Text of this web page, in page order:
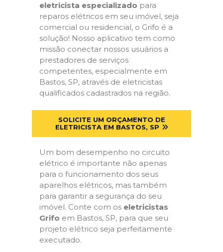
eletricista especializado para
reparos elétricos em seu imóvel, seja
comercial ou residencial, o Grifo é a
solução! Nosso aplicativo tem como
missão conectar nossos usuários a
prestadores de serviços
competentes, especialmente em
Bastos, SP, através de eletricistas
qualificados cadastrados na região.
SOLICITE UM ORÇAMENTO DE
ELETRICISTA EM BASTOS, SP
Um bom desempenho no circuito
elétrico é importante não apenas
para o funcionamento dos seus
aparelhos elétricos, mas também
para garantir a segurança do seu
imóvel. Conte com os eletricistas
Grifo em Bastos, SP, para que seu
projeto elétrico seja perfeitamente
executado.